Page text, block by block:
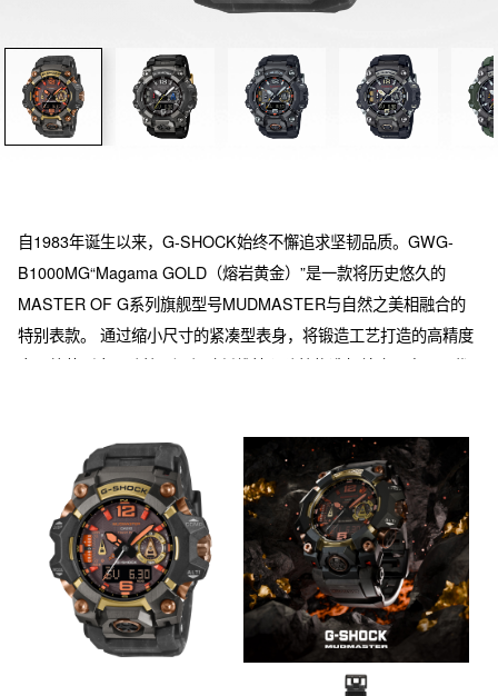
自1983年诞生以来，G-SHOCK始终不懈追求坚韧品质。GWG-
B1000MG“Magama GOLD（熔岩黄金）”是一款将历史悠久的
MASTER OF G系列旗舰型号MUDMASTER与自然之美相融合的
特别表款。 通过缩小尺寸的紧凑型表身，将锻造工艺打造的高精度
金属外装（金属防护罩）与碳纤维核心防护构造相结合，实现了优
源自流动岩浆的赤橙色调与凝固后形成的黄金景观。时标与指针配
以岩浆般强烈的红橙色，金属部件采用多种金色系IP涂层，以层叠
变化的金色调强调结构之美。表带采用层压成型工艺，将不同颜色
的树脂混合，创造出模仿地层断面的大理石纹样。此外，表壳等部
件采用了生物质树脂，实现了强悍性能与环保理念的兼顾。这款腕
表体现了历经严酷环境所获得的“美丽的坚韧”。 功能方面，除六局
电波和太阳能动力外，还搭载三重传感器，可获取方位、气压/海拔
及温度信息。全自动双重高亮度LED照明、人造蓝宝石玻璃镜面等